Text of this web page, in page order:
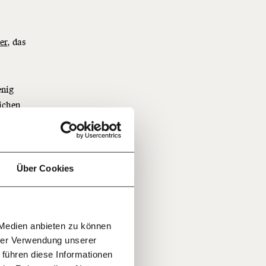
Über Cookies
anbieten zu können
Verwendung unserer
diese Informationen
die
100€ €
, das
.